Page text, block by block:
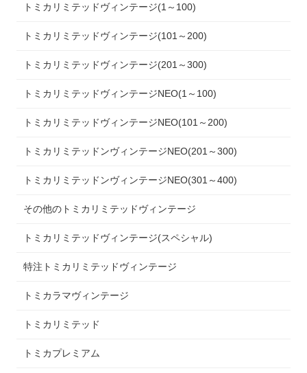
トミカリミテッドヴィンテージ(1～100)
トミカリミテッドヴィンテージ(101～200)
トミカリミテッドヴィンテージ(201～300)
トミカリミテッドヴィンテージNEO(1～100)
トミカリミテッドヴィンテージNEO(101～200)
トミカリミテッドンヴィンテージNEO(201～300)
トミカリミテッドンヴィンテージNEO(301～400)
その他のトミカリミテッドヴィンテージ
トミカリミテッドヴィンテージ(スペシャル)
特注トミカリミテッドヴィンテージ
トミカラマヴィンテージ
トミカリミテッド
トミカプレミアム